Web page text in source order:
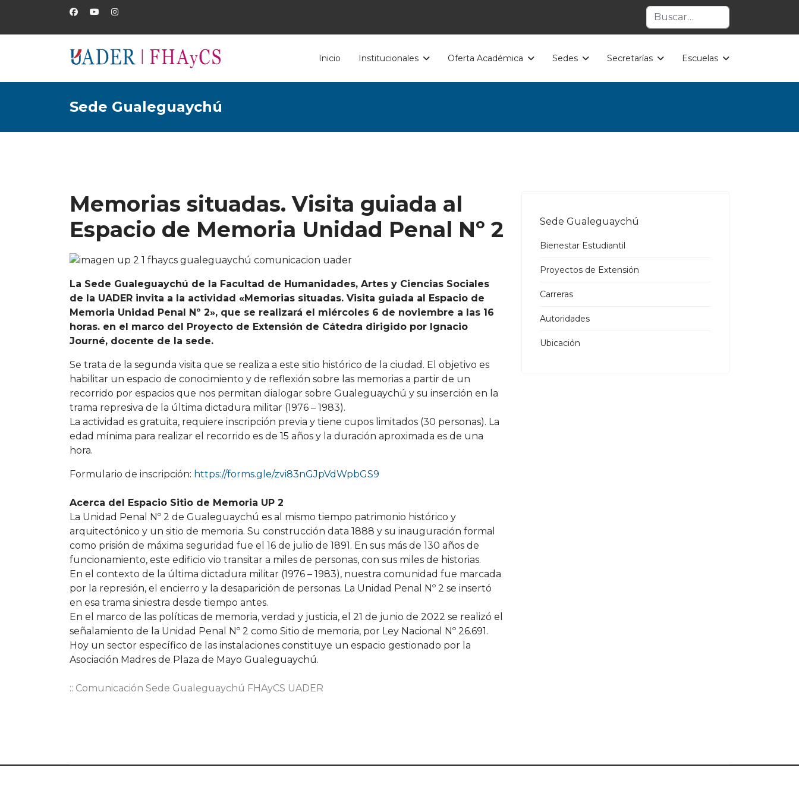
Buscar
Inicio Institucionales Oferta Académica Sedes Secretarías Escuelas
Sede Gualeguaychú
Memorias situadas. Visita guiada al
Espacio de Memoria Unidad Penal Nº 2
La Sede Gualeguaychú de la Facultad de Humanidades, Artes y Ciencias Sociales
de la UADER invita a la actividad «Memorias situadas. Visita guiada al Espacio de
Memoria Unidad Penal Nº 2», que se realizará el miércoles 6 de noviembre a las 16
horas. en el marco del Proyecto de Extensión de Cátedra dirigido por Ignacio
Journé, docente de la sede.
Se trata de la segunda visita que se realiza a este sitio histórico de la ciudad. El objetivo es
habilitar un espacio de conocimiento y de reflexión sobre las memorias a partir de un
recorrido por espacios que nos permitan dialogar sobre Gualeguaychú y su inserción en la
trama represiva de la última dictadura militar (1976 – 1983).
La actividad es gratuita, requiere inscripción previa y tiene cupos limitados (30 personas). La
edad mínima para realizar el recorrido es de 15 años y la duración aproximada es de una
hora.
Formulario de inscripción: https://forms.gle/zvi83nGJpVdWpbGS9
Acerca del Espacio Sitio de Memoria UP 2
La Unidad Penal Nº 2 de Gualeguaychú es al mismo tiempo patrimonio histórico y
arquitectónico y un sitio de memoria. Su construcción data 1888 y su inauguración formal
como prisión de máxima seguridad fue el 16 de julio de 1891. En sus más de 130 años de
funcionamiento, este edificio vio transitar a miles de personas, con sus miles de historias.
En el contexto de la última dictadura militar (1976 – 1983), nuestra comunidad fue marcada
por la represión, el encierro y la desaparición de personas. La Unidad Penal Nº 2 se insertó
en esa trama siniestra desde tiempo antes.
En el marco de las políticas de memoria, verdad y justicia, el 21 de junio de 2022 se realizó el
señalamiento de la Unidad Penal Nº 2 como Sitio de memoria, por Ley Nacional Nº 26.691.
Hoy un sector específico de las instalaciones constituye un espacio gestionado por la
Asociación Madres de Plaza de Mayo Gualeguaychú.
:: Comunicación Sede Gualeguaychú FHAyCS UADER
Sede Gualeguaychú
Bienestar Estudiantil
Proyectos de Extensión
Carreras
Autoridades
Ubicación